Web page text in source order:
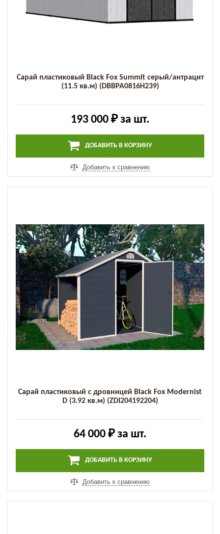
Сарай пластиковый Black Fox Summit серый/антрацит
(11.5 кв.м) (DBBPA0816H239)
193 000 ₽ за шт.
ДОБАВИТЬ В КОРЗИНУ
Добавить к сравнению
Сарай пластиковый с дровницей Black Fox Modernist
D (3.92 кв.м) (ZDI204192204)
64 000 ₽ за шт.
ДОБАВИТЬ В КОРЗИНУ
Добавить к сравнению